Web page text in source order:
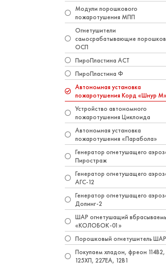
Модули порошкового
пожаротушения МПП
Огнетушители
самосрабатывающие
ОСП
ПироПластина АСТ
ПироПластина Ф
Автономная установка
пожаротушения Корд «Шнур М»
Устройство автономного
пожаротушения Циклоида
Автономная установка
пожаротушения «Парабола»
Генератор огнетушащего
Пиростраж
Генератор огнетушащего
АГС-12
Генератор огнетушащего
Допинг-2
ШАР огнетушащий
«КОЛОБОК-01»
Порошковый огнетушитель
Покупаем хладон, фреон 114B2,
125ХП, 227EA, 12В1